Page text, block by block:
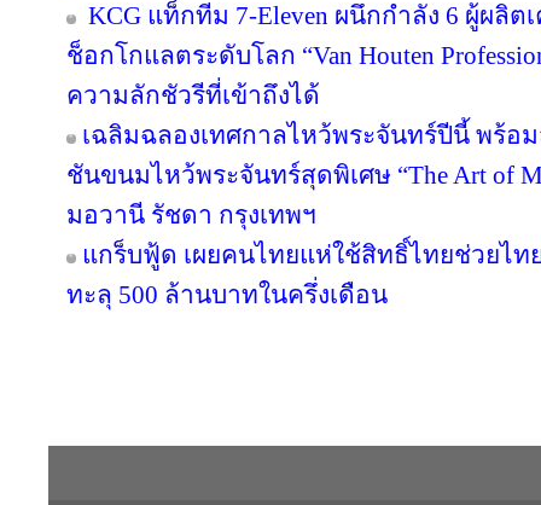
KCG แท็กทีม 7-Eleven ผนึกกำลัง 6 ผู้ผลิ
ช็อกโกแลตระดับโลก “Van Houten
ความลักชัวรีที่เข้าถึงได้
เฉลิมฉลองเทศกาลไหว้พระจันทร์ปีนี้ พร้อ
ชันขนมไหว้พระจันทร์สุดพิเศษ “The Art of
มอวานี รัชดา กรุงเทพฯ
แกร็บฟู้ด เผยคนไทยแห่ใช้สิทธิ์ไทยช่วยไท
ทะลุ 500 ล้านบาทในครึ่งเดือน